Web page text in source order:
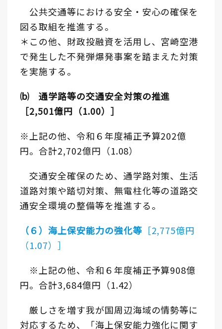
公共交通等における安全・安心の確保を
図る取組を推進する。
＊この他、財政投融資を活用し、宮崎空港
で発生した不発弾爆発事案を踏まえた対策
を実施する。
⒝ 通学路等の交通安全対策の推進
［2,501億円（1.00）］
※上記の他、令和６年度補正予算202億
円。合計2,702億円（1.08）
交通安全確保のため、通学路対策、生活
道路対策や踏切対策、無電柱化等の道路交
通安全環境の整備等を推進する。
（６）海上保安能力の強化等 ［2,775億円
（1.07）］
※上記の他、令和６年度補正予算908億
円。合計3,684億円（1.42）
厳しさを増す我が国周辺海域の情勢等に
対応するため、「海上保安能力強化に関す